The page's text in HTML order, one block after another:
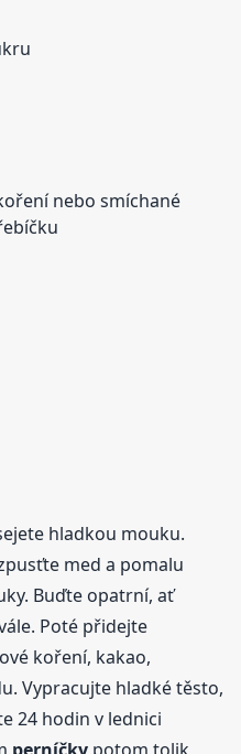
nebo smíchané
hladkou mouku.
med a pomalu
Buďte opatrní, ať
Poté přidejte
koření, kakao,
Vypracujte hladké těsto,
24 hodin v lednici